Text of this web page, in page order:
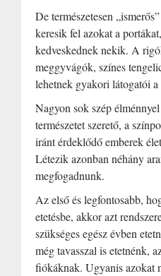
De természetesen
keresik fel azokat a
kedveskednek nekik. A
meggyvágók, színes
lehetnek gyakori látogatói
Nagyon sok szép
természetet szerető, a
iránt érdeklődő emberek
Létezik azonban néhány
megfogadnunk.
Az első és legfontosabb,
etetésbe, akkor azt
szükséges egész évben
még tavasszal is etetnénk,
fiókáknak. Ugyanis azokat